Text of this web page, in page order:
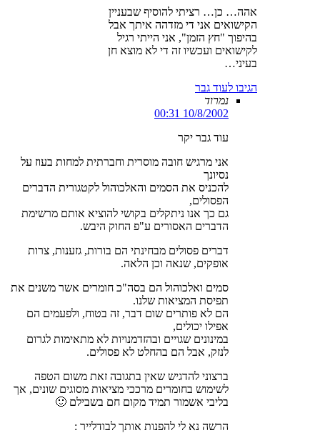
אהה… כן… רציתי להוסיף שבעניין
הקישואים אני די מזדהה איתך אבל
בהיפוך "חץ הזמן", אני הייתי רגיל
לקישואים ועכשיו זה די לא מוצא חן
בעיני…
הגיבו לעוד גבר
נמרוד
10/8/2002 00:31
עוד גבר יקר
אני מרגיש חובה מוסרית וחברתית למחות בעוז על
נסיונך
להכניס את הסמים והאלכוהול לקטגורית הדברים
הפסולים,
גם כך אנו ניתקלים בקושי להוציא אותם מרשימת
הדברים האסורים ע"פ החוק היבש.
דברים פסולים מבחינתי הם בורות, גזענות, צרות
אופקים, שנאה וכן הלאה.
סמים ואלכוהול הם בסה"כ חומרים אשר משנים את
תפיסת המציאות שלנו.
הם לא פותרים שום דבר, זה בטוח, ולפעמים הם
אפילו יכולים,
במינונים שגויים ובהזדמנויות לא מתאימות לגרום
לנזק, אבל הם בהחלט לא פסולים.
ברצוני להדגיש שאין בתגובה זאת משום הטפה
לשימוש בחומרים מרככי מציאות מסוגים שונים, אך
בליבי אשמור תמיד מקום חם בשבילם 🙂
הרשה נא לי להפנות אותך לבודלייר :